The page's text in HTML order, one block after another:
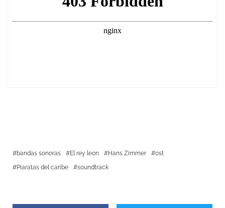
bandas sonoras El rey leon Hans Zimmer
ost
Piaratas del caribe
soundtrack